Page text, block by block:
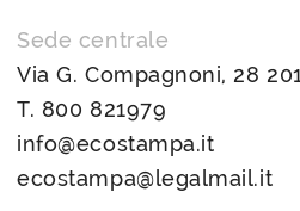
Sede centrale
Via G. Compagnoni, 28
T. 800 821979
info@ecostampa.it
ecostampa@legalmail.it